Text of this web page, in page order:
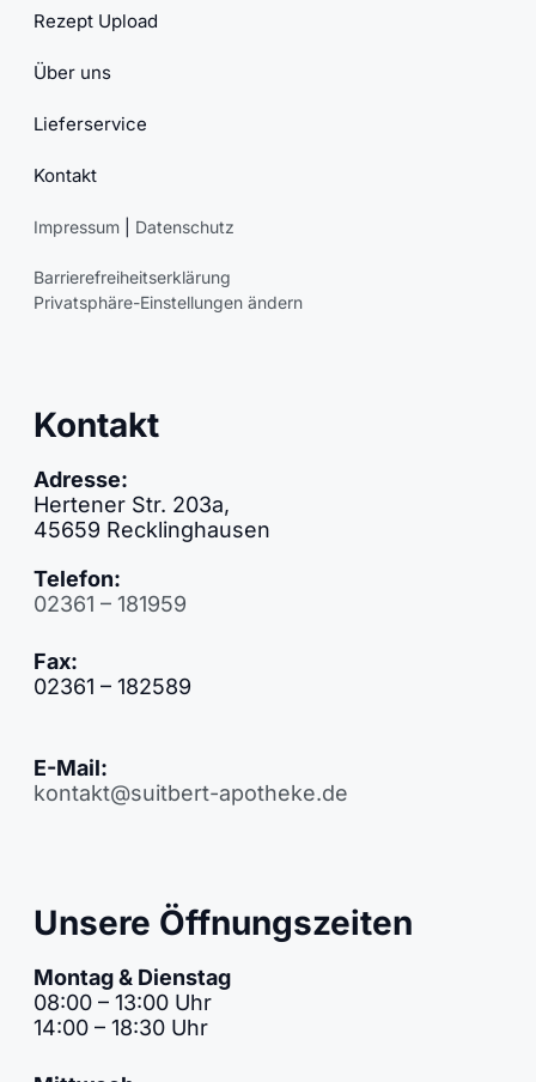
Rezept Upload
Über uns
Lieferservice
Kontakt
Impressum Datenschutz
Barrierefreiheitserklärung
Privatsphäre-Einstellungen ändern
Kontakt
Adresse:
Hertener Str. 203a,
45659 Recklinghausen
Telefon:
02361 – 181959
Fax:
02361 – 182589
E-Mail:
kontakt@suitbert-apotheke.de
Unsere Öffnungszeiten
Montag & Dienstag
08:00 – 13:00 Uhr
14:00 – 18:30 Uhr